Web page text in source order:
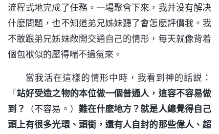
流程式地完成了任務。一場聚會下來，我并没有解决
什麽問題，也不知道弟兄姊妹聽了會怎麽評價我。我
不敢跟弟兄姊妹敞開交通自己的情形，每天就像背着
個包袱似的壓得喘不過氣來。
當我活在這樣的情形中時，我看到神的話説：
「站好受造之物的本位做一個普通人，這容不容易做
到？
（不容易。） 難在什麽地方？就是人總覺得自己
頭上有很多光環、頭銜，還有人自封的那些偉人、超